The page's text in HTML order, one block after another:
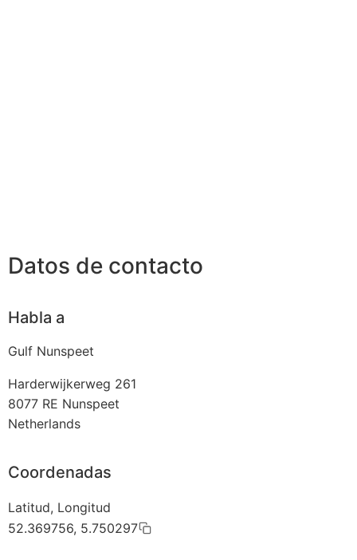
Datos de contacto
Habla a
Gulf Nunspeet
Harderwijkerweg 261
8077 RE Nunspeet
Netherlands
Coordenadas
Latitud, Longitud
52.369756, 5.750297